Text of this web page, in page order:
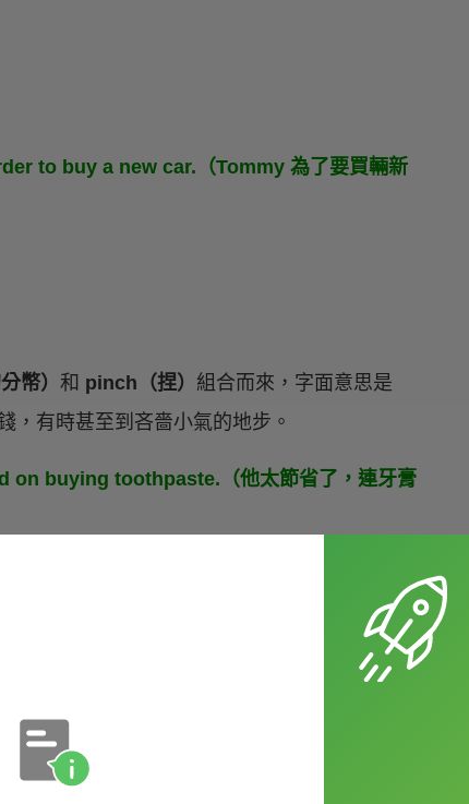
to buy a new car.（Tommy 為了要買輛新
幣） 和 pinch（捏） 組合而來，字面意思是
，有時甚至到吝嗇小氣的地步。
on buying toothpaste.（他太節省了，連牙膏
Simon 呢？）
to charity.（算了吧！他一毛不拔，不會